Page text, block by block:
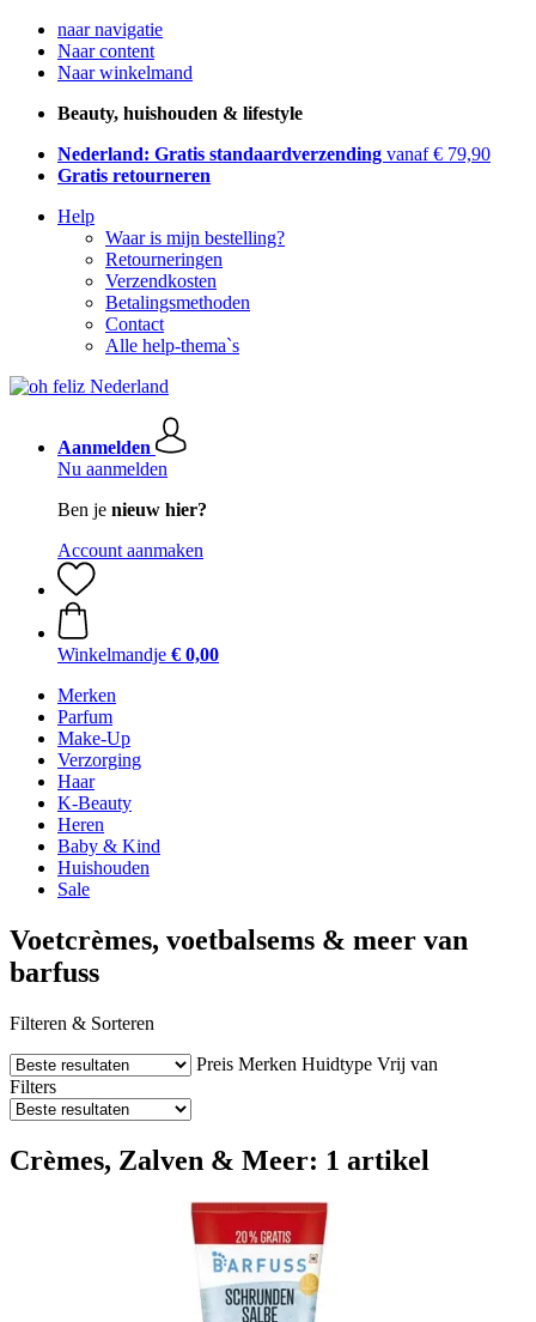
naar navigatie
Naar content
Naar winkelmand
Beauty, huishouden & lifestyle
Nederland: Gratis standaardverzending vanaf € 79,90
Gratis retourneren
Help
Waar is mijn bestelling?
Retourneringen
Verzendkosten
Betalingsmethoden
Contact
Alle help-thema`s
Aanmelden
Nu aanmelden
Ben je nieuw hier?
Account aanmaken
Winkelmandje € 0,00
Merken
Parfum
Make-Up
Verzorging
Haar
K-Beauty
Heren
Baby & Kind
Huishouden
Sale
Voetcrèmes, voetbalsems & meer van
barfuss
Filteren & Sorteren
Preis Merken Huidtype Vrij van
Filters
Crèmes, Zalven & Meer: 1 artikel